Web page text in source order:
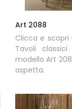
Art 2088
Clicca e
Tavoli
modello Art
aspetta.